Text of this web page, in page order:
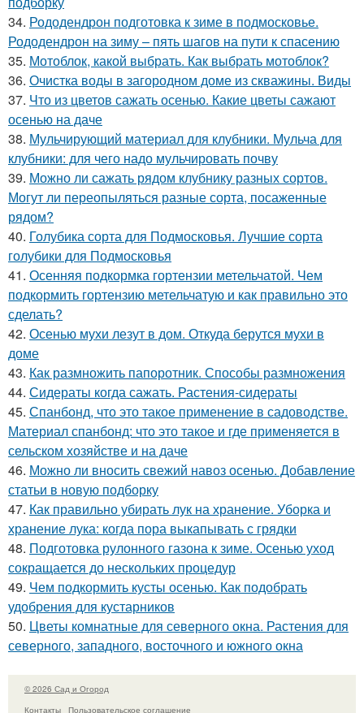
34. Рододендрон подготовка к зиме в подмосковье.
Рододендрон на зиму – пять шагов на пути к спасению
35. Мотоблок, какой выбрать. Как выбрать мотоблок?
36. Очистка воды в загородном доме из скважины. Виды
37. Что из цветов сажать осенью. Какие цветы сажают
осенью на даче
38. Мульчирующий материал для клубники. Мульча для
клубники: для чего надо мульчировать почву
39. Можно ли сажать рядом клубнику разных сортов.
Могут ли переопыляться разные сорта, посаженные
рядом?
40. Голубика сорта для Подмосковья. Лучшие сорта
голубики для Подмосковья
41. Осенняя подкормка гортензии метельчатой. Чем
подкормить гортензию метельчатую и как правильно это
сделать?
42. Осенью мухи лезут в дом. Откуда берутся мухи в
доме
43. Как размножить папоротник. Способы размножения
44. Сидераты когда сажать. Растения-сидераты
45. Спанбонд, что это такое применение в садоводстве.
Материал спанбонд: что это такое и где применяется в
сельском хозяйстве и на даче
46. Можно ли вносить свежий навоз осенью. Добавление
статьи в новую подборку
47. Как правильно убирать лук на хранение. Уборка и
хранение лука: когда пора выкапывать с грядки
48. Подготовка рулонного газона к зиме. Осенью уход
сокращается до нескольких процедур
49. Чем подкормить кусты осенью. Как подобрать
удобрения для кустарников
50. Цветы комнатные для северного окна. Растения для
северного, западного, восточного и южного окна
© 2026 Сад и Огород
Контакты
Пользовательское соглашение